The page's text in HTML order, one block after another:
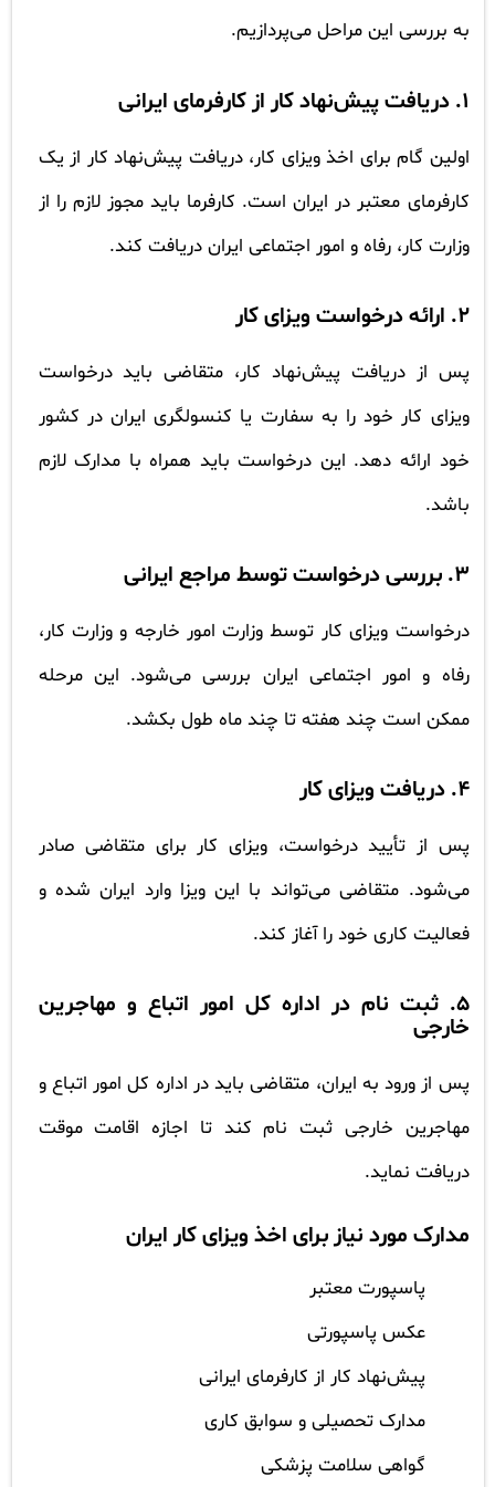
به بررسی این مراحل می‌پردازیم.
1. دریافت پیش‌نهاد کار از کارفرمای ایرانی
اولین گام برای اخذ ویزای کار، دریافت پیش‌نهاد کار از یک
کارفرمای معتبر در ایران است. کارفرما باید مجوز لازم را از
وزارت کار، رفاه و امور اجتماعی ایران دریافت کند.
2. ارائه درخواست ویزای کار
پس از دریافت پیش‌نهاد کار، متقاضی باید درخواست
ویزای کار خود را به سفارت یا کنسولگری ایران در کشور
خود ارائه دهد. این درخواست باید همراه با مدارک لازم
باشد.
3. بررسی درخواست توسط مراجع ایرانی
درخواست ویزای کار توسط وزارت امور خارجه و وزارت کار،
رفاه و امور اجتماعی ایران بررسی می‌شود. این مرحله
ممکن است چند هفته تا چند ماه طول بکشد.
4. دریافت ویزای کار
پس از تأیید درخواست، ویزای کار برای متقاضی صادر
می‌شود. متقاضی می‌تواند با این ویزا وارد ایران شده و
فعالیت کاری خود را آغاز کند.
5. ثبت نام در اداره کل امور اتباع و مهاجرین
خارجی
پس از ورود به ایران، متقاضی باید در اداره کل امور اتباع و
مهاجرین خارجی ثبت نام کند تا اجازه اقامت موقت
دریافت نماید.
مدارک مورد نیاز برای اخذ ویزای کار ایران
پاسپورت معتبر
عکس پاسپورتی
پیش‌نهاد کار از کارفرمای ایرانی
مدارک تحصیلی و سوابق کاری
گواهی سلامت پزشکی